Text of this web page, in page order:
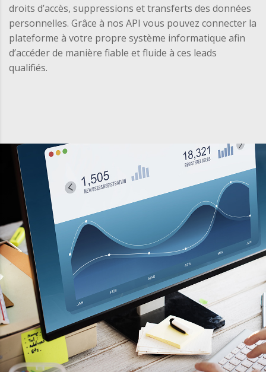
droits d’accès, suppressions et transferts des données
personnelles. Grâce à nos API vous pouvez connecter la
plateforme à votre propre système informatique afin
d’accéder de manière fiable et fluide à ces leads
qualifiés.